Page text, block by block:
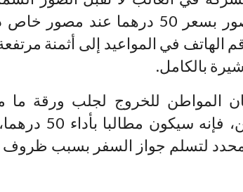
إعادة الصور بسعر 50 درهما
الهاتف في المواعيد إلى أثمنة
بالكامل.
كان المواطن للخروج لجلب ورقة